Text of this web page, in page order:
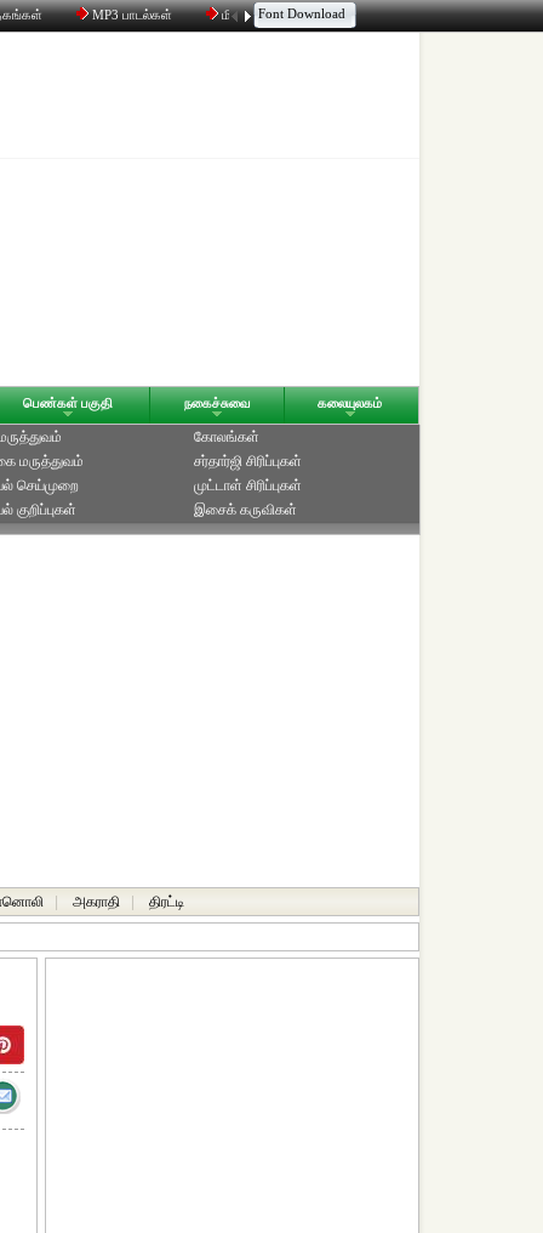
MP3 பாடல்கள் மின்னஞ்சல் திரட்டி உரையாடல்
Font Download
பெண்கள் பகுதி நகைச்சுவை கலையுலகம்
மருத்துவம்
செய்முறை
குறிப்புகள்
கோலங்கள்
சர்தார்ஜி சிரிப்புகள்
முட்டாள் சிரிப்புகள்
இசைக் கருவிகள்
அகராதி திரட்டி